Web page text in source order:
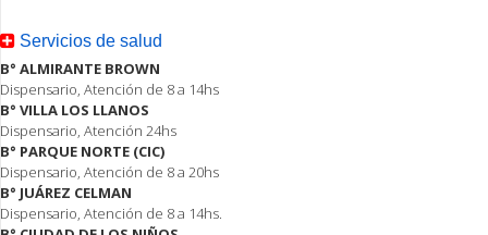
Servicios de salud
B° ALMIRANTE BROWN
Dispensario, Atención de 8 a 14hs
B° VILLA LOS LLANOS
Dispensario, Atención 24hs
B° PARQUE NORTE (CIC)
Dispensario, Atención de 8 a 20hs
B° JUÁREZ CELMAN
Dispensario, Atención de 8 a 14hs.